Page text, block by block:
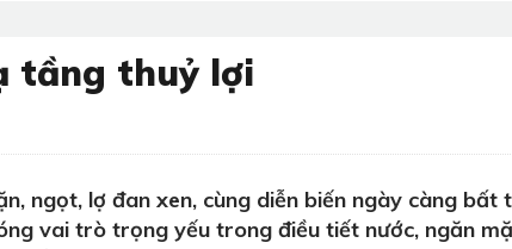
tầng thuỷ lợi
ngọt, lợ đan xen, cùng diễn biến ngày càng bất
vai trò trọng yếu trong điều tiết nước, ngăn